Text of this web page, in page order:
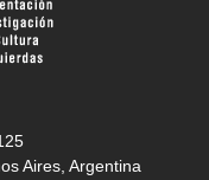
Aires, Argentina